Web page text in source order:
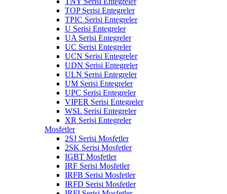
TOP Serisi Entegreler
TPIC Serisi Entegreler
U Serisi Entegreler
UA Serisi Entegreler
UC Serisi Entegreler
UCN Serisi Entegreler
UDN Serisi Entegreler
ULN Serisi Entegreler
UM Serisi Entegreler
UPC Serisi Entegreler
VIPER Serisi Entegreler
WSL Serisi Entegreler
XR Serisi Entegreler
Mosfetler
2SJ Serisi Mosfetler
2SK Serisi Mosfetler
IGBT Mosfetler
IRF Serisi Mosfetler
IRFB Serisi Mosfetler
IRFD Serisi Mosfetler